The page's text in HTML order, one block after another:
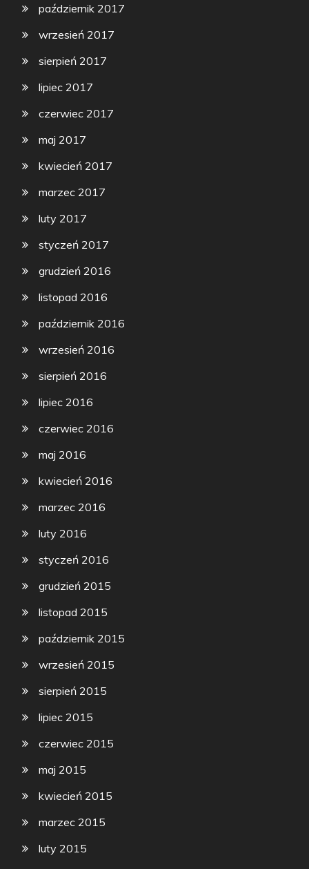
październik 2017
wrzesień 2017
sierpień 2017
lipiec 2017
czerwiec 2017
maj 2017
kwiecień 2017
marzec 2017
luty 2017
styczeń 2017
grudzień 2016
listopad 2016
październik 2016
wrzesień 2016
sierpień 2016
lipiec 2016
czerwiec 2016
maj 2016
kwiecień 2016
marzec 2016
luty 2016
styczeń 2016
grudzień 2015
listopad 2015
październik 2015
wrzesień 2015
sierpień 2015
lipiec 2015
czerwiec 2015
maj 2015
kwiecień 2015
marzec 2015
luty 2015